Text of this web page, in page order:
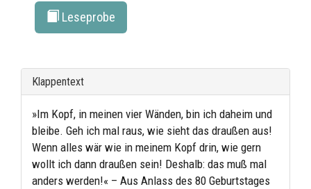
Leseprobe
Klappentext
»Im Kopf, in meinen vier Wänden, bin ich daheim und
bleibe. Geh ich mal raus, wie sieht das draußen aus!
Wenn alles wär wie in meinem Kopf drin, wie gern
wollt ich dann draußen sein! Deshalb: das muß mal
anders werden!« – Aus Anlass des 80 Geburtstages